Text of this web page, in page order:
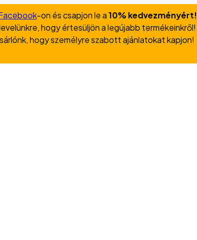
-on és csapjon le a10% kedvezményért!
hogy értesüljön a legújabb termékeinkről!
hogy személyre szabott ajánlatokat kapjon!